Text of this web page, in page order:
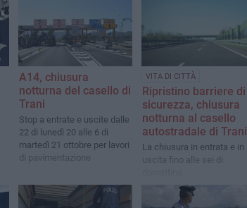
A14, chiusura
notturna del casello di
Trani
Stop a entrate e uscite dalle
22 di lunedì 20 alle 6 di
martedì 21 ottobre per lavori
di pavimentazione
VITA DI CITTÀ
Ripristino barriere di
sicurezza, chiusura
notturna al casello
autostradale di Trani
La chiusura in entrata e in
uscita fino alle sei di